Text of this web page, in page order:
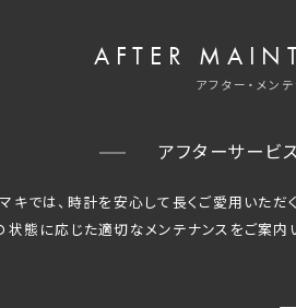
AFTER
アフター・メン
アフターサービ
キでは、時計を安心して長くご愛用いただ
状態に応じた適切なメンテナンスをご案内